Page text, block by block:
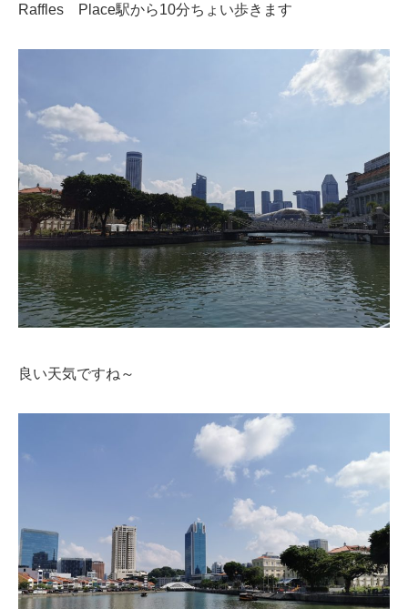
Raffles Place駅から10分ちょい歩きます
良い天気ですね～